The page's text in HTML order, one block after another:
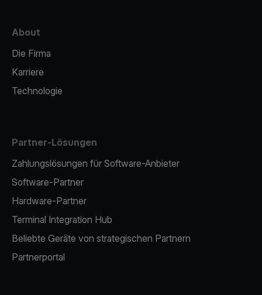
About
Die Firma
Karriere
Technologie
Partner-Lösungen
Zahlungslösungen für Software-Anbieter
Software-Partner
Hardware-Partner
Terminal Integration Hub
Beliebte Geräte von strategischen Partnern
Partnerportal